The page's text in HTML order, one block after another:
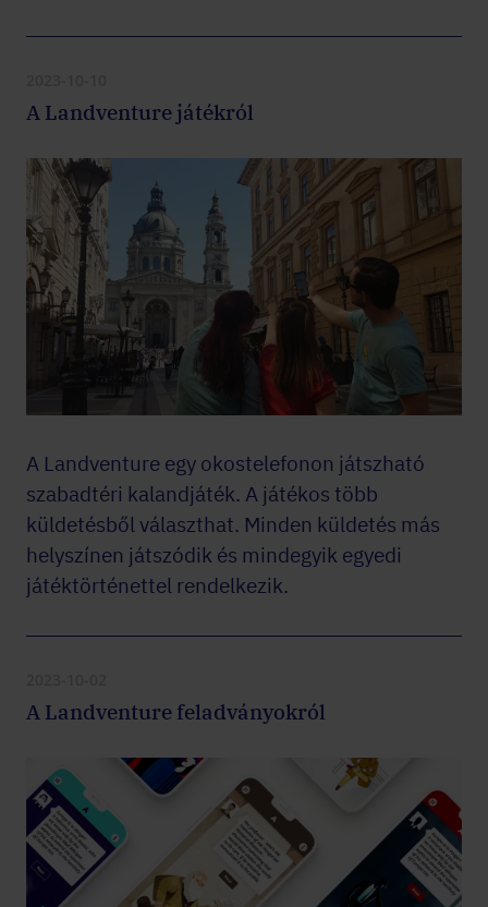
A Landventure játékról
A Landventure egy okostelefonon játszható
szabadtéri kalandjáték. A játékos több
küldetésből választhat. Minden küldetés más
helyszínen játszódik és mindegyik egyedi
játéktörténettel rendelkezik.
A Landventure feladványokról